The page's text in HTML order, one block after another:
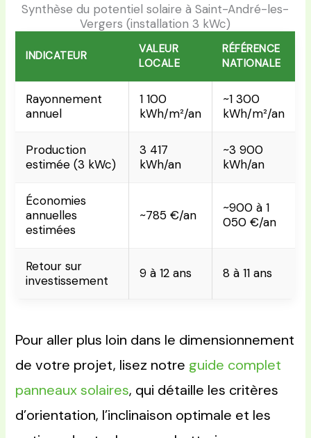
Synthèse du potentiel solaire à Saint-André-les-
Vergers (installation 3 kWc)
INDICATEUR
VALEUR
LOCALE
RÉFÉRENCE
NATIONALE
Rayonnement
annuel
1 100
kWh/m²/an
~1 300
kWh/m²/an
Production
estimée (3 kWc)
3 417
kWh/an
~3 900
kWh/an
Économies
annuelles
estimées
~785 €/an
~900 à 1
050 €/an
Retour sur
investissement
9 à 12 ans 8 à 11 ans
Pour aller plus loin dans le dimensionnement
de votre projet, lisez notre guide complet
panneaux solaires, qui détaille les critères
d’orientation, l’inclinaison optimale et les